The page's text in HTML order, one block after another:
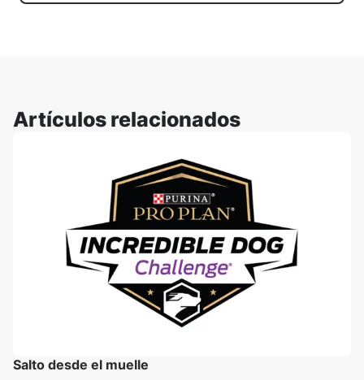
Artículos relacionados
Salto desde el muelle